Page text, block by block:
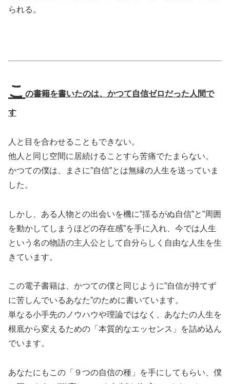
られる。
こ の書籍を書いたのは、かつて自信ゼロだった人間で
す
人と目を合わせることもできない。
他人と同じ空間に居続けることすら苦痛でたまらない。
かつての僕は、まさに”自信”とは無縁の人生を送っていま
した。
しかし、ある人物との出会いを機に”揺るがぬ自信”と”周囲
を動かしてしまうほどの存在感”を手に入れ、今では人生
という名の物語の主人公として自分らしく自由な人生を生
きています。
この電子書籍は、かつての僕と同じように”自信が持てず
に苦しんでいるあなた”のために書いています。
単なる小手先のノウハウや理論ではなく、あなたの人生を
根底から変えるための「本質的なエッセンス」を詰め込ん
でいます。
あなたにもこの「９つの自信の種」を手にしてもらい、僕